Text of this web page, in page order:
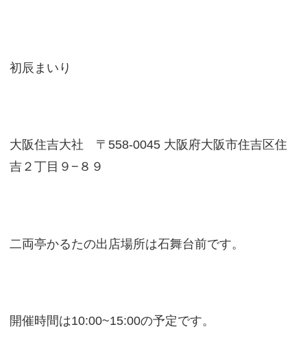
初辰まいり
大阪住吉大社 〒558-0045 大阪府大阪市住吉区住
吉２丁目９−８９
二両亭かるたの出店場所は石舞台前です。
開催時間は10:00~15:00の予定です。